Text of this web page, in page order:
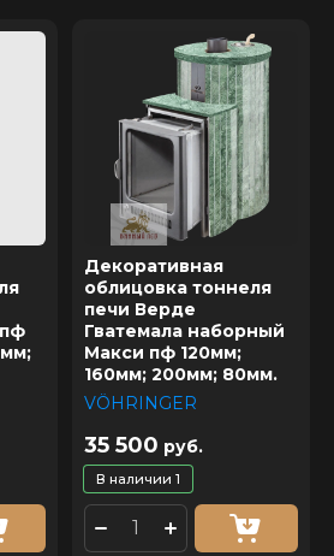
Декоративная
облицовка тоннеля
печи Верде
Гватемала наборный
Макси пф 120мм;
160мм; 200мм; 80мм.
VÖHRINGER
В наличии 1
35 500 руб.